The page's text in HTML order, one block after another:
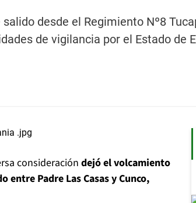
desde el Regimiento Nº8
de vigilancia por el Estado de
consideración dejó el volcamiento
Padre Las Casas y Cunco,